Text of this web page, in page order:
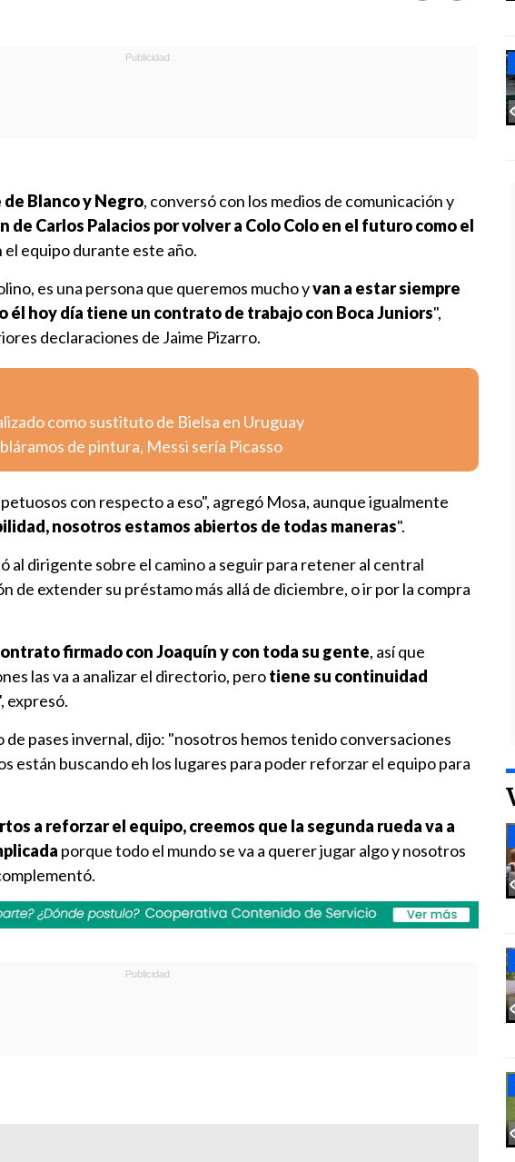
Blanco y Negro, conversó con los medios de comunicación y
Carlos Palacios por volver a Colo Colo en el futuro como el
el equipo durante este año.
es una persona que queremos mucho yvan a estar siempre
él hoy día tiene un contrato de trabajo con Boca Juniors",
declaraciones de Jaime Pizarro.
como sustituto de Bielsa en Uruguay
de pintura, Messi sería Picasso
con respecto a eso", agregó Mosa, aunque igualmente
nosotros estamos abiertos de todas maneras".
al dirigente sobre el camino a seguir para retener al central
de extender su préstamo más allá de diciembre, o ir por la compra
firmado con Joaquín y con toda su gente, así que
las va a analizar el directorio, perotiene su continuidad
expresó.
de pases invernal, dijo: "nosotros hemos tenido conversaciones
están buscando eh los lugares para poder reforzar el equipo para
a reforzar el equipo, creemos que la segunda rueda va a
porque todo el mundo se va a querer jugar algo y nosotros